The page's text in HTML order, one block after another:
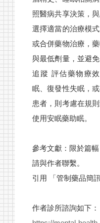
照醫病共享決策，
選擇適當的治療模
或合併藥物治療，
與最低劑量，並避
追蹤 評估藥物療
眠、復發性失眠，
患者，則考慮在規
使用安眠藥助眠。
參考文獻：限於篇
請與作者聯繫。
引用 「管制藥品簡
作者診所諮詢如下：